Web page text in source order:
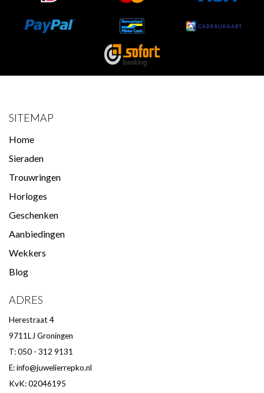
SITEMAP
Home
Sieraden
Trouwringen
Horloges
Geschenken
Aanbiedingen
Wekkers
Blog
ADRES
Herestraat 4
9711LJ Groningen
T: 050 - 312 9131
E:info@juwelierrepko.nl
KvK: 02046195